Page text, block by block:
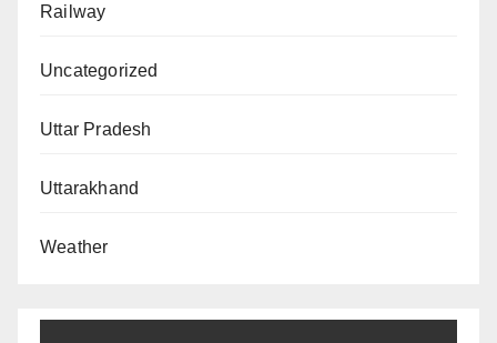
Railway
Uncategorized
Uttar Pradesh
Uttarakhand
Weather